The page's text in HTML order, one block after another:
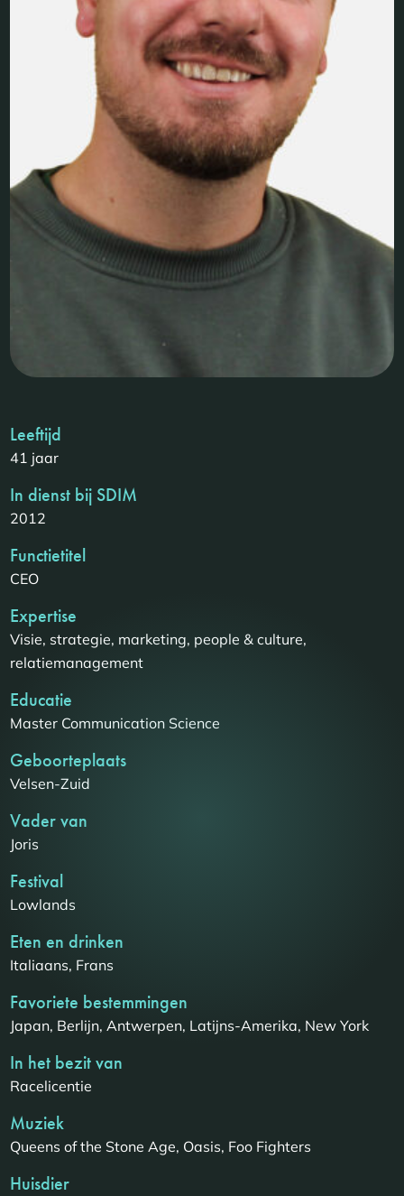
Leeftijd
41 jaar
In dienst bij SDIM
2012
Functietitel
CEO
Expertise
Visie, strategie, marketing, people & culture,
relatiemanagement
Educatie
Master Communication Science
Geboorteplaats
Velsen-Zuid
Vader van
Joris
Festival
Lowlands
Eten en drinken
Italiaans, Frans
Favoriete bestemmingen
Japan, Berlijn, Antwerpen, Latijns-Amerika, New York
In het bezit van
Racelicentie
Muziek
Queens of the Stone Age, Oasis, Foo Fighters
Huisdier